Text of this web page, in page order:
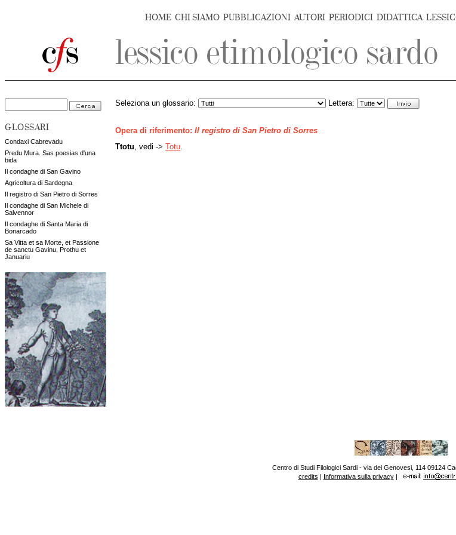
HOME CHI SIAMO PUBBLICAZIONI AUTORI PERIODICI DIDATTICA
GLOSSARI
Condaxi Cabrevadu
Predu Mura. Sas poesias d'una
bida
Il condaghe di San Gavino
Agricoltura di Sardegna
Il registro di San Pietro di Sorres
Il condaghe di San Michele di
Salvennor
Il condaghe di Santa Maria di
Bonarcado
Sa Vitta et sa Morte, et Passione
de sanctu Gavinu, Prothu et
Januariu
Seleziona un glossario: Lettera:
Opera di riferimento: Il registro di San Pietro di Sorres
Ttotu , vedi -> Totu
Centro di Studi Filologici Sardi - via dei Genovesi, 114 09124
credits | Informativa sulla privacy|